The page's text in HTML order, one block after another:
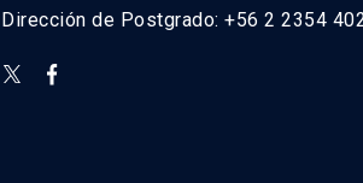
Dirección de Postgrado: +56 2 2354